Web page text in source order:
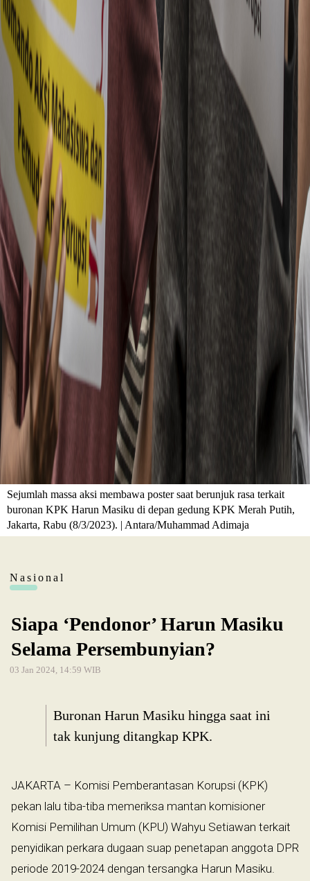
Sejumlah massa aksi membawa poster saat berunjuk rasa terkait
buronan KPK Harun Masiku di depan gedung KPK Merah Putih,
Jakarta, Rabu (8/3/2023). | Antara/Muhammad Adimaja
Nasional
Siapa ‘Pendonor’ Harun Masiku
Selama Persembunyian?
03 Jan 2024, 14:59 WIB
Buronan Harun Masiku hingga saat ini
tak kunjung ditangkap KPK.
JAKARTA – Komisi Pemberantasan Korupsi (KPK)
pekan lalu tiba-tiba memeriksa mantan komisioner
Komisi Pemilihan Umum (KPU) Wahyu Setiawan terkait
penyidikan perkara dugaan suap penetapan anggota DPR
periode 2019-2024 dengan tersangka Harun Masiku.